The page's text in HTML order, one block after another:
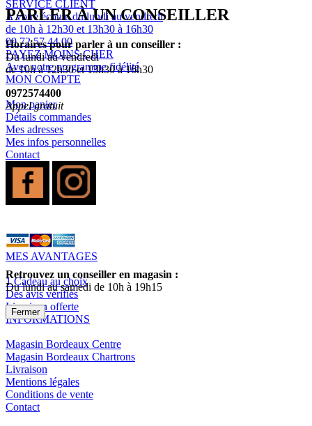
SERVICE CLIENT
A votre écoute du lundi au vendredi
de 10h à 12h30 et 13h30 à 16h30
09 72 57 44 00
PAYEZ MOINS CHER
Avec notre programme fidélité
MON COMPTE
Mon panier
Détails commandes
Mes adresses
Mes infos personnelles
Contact
MES AVANTAGES
1 Cadeau au choix
Des avis vérifiés
Livraison offerte
INFORMATIONS
Magasin Bordeaux Centre
Magasin Bordeaux Chartrons
Livraison
Mentions légales
Conditions de vente
Contact
PARLER À UN CONSEILLER
Horaires pour parler à un conseiller :
Du lundi au vendredi
de 10h à 12h30 et 13h30 à 16h30
0972574400
Appel gratuit
Retrouvez un conseiller en magasin :
Du lundi au samedi de 10h à 19h15
Fermer